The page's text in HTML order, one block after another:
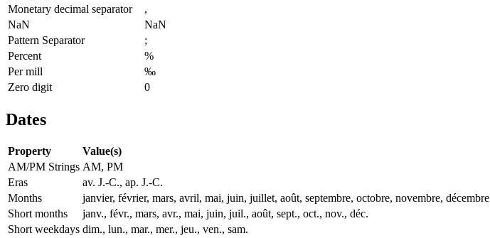
Monetary decimal separator
,
NaN
NaN
Pattern Separator
;
Percent
%
Per mill
‰
Zero digit
0
Dates
Property
Value(s)
AM/PM Strings AM, PM
Eras
av. J.-C., ap. J.-C.
Months
janvier, février, mars, avril, mai, juin, juillet, août, septembre, octobre, novembre, décembre
Short months
janv., févr., mars, avr., mai, juin, juil., août, sept., oct., nov., déc.
Short weekdays dim., lun., mar., mer., jeu., ven., sam.